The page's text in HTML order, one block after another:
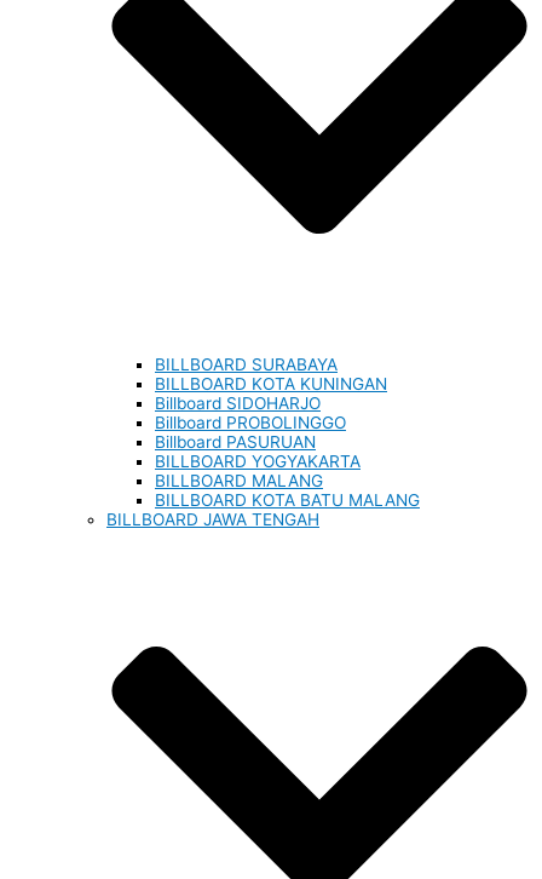
BILLBOARD SURABAYA
BILLBOARD KOTA KUNINGAN
Billboard SIDOHARJO
Billboard PROBOLINGGO
Billboard PASURUAN
BILLBOARD YOGYAKARTA
BILLBOARD MALANG
BILLBOARD KOTA BATU MALANG
BILLBOARD JAWA TENGAH